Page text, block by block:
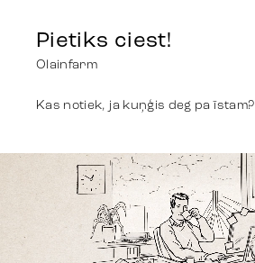
Pietiks ciest!
Olainfarm
Kas notiek, ja kuņģis deg pa īstam?